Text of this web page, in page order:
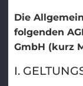
Die
folgenden
GmbH (kurz
I.